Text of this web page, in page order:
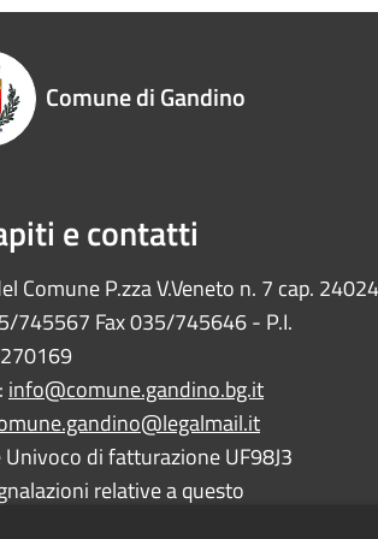
Comune di Gandino
e contatti
Comune P.zza V.Veneto n. 7 cap. 24024
745567 Fax 035/745646 - P.I.
info@comune.gandino.bg.it
Univoco di fatturazione UF98J3
relative a questo